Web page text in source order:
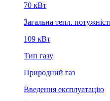
70 кВт
Загальна тепл.
109 кВт
Тип газу
Природний газ
Введення експлуатацію